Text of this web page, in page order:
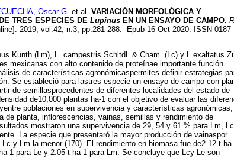
Oscar G. et al. VARIACIÓN MORFOLÓGICA Y
TRES ESPECIES DE Lupinus EN UN ENSAYO DE CAMPO.
2019, vol.42, n.3, pp.281-288. Epub 16-Oct-2020. ISSN 0187-
Kunth (Lm), L. campestris Schltdl. & Cham. (Lc) y L.exaltatus
mexicanas con alto contenido de proteínae importante función
de características agronómicaspermites definir estrategias
Se estableció para lastres especie un ensayo de campo con
de semillasprocedentes de diferentes localidades del estado de
de10,000 plantas ha-1 con el objetivo de evaluar las
poblaciones en supervivencia y características agronómicas,
de planta, inflorescencias, vainas, semillas y rendimiento de
mostraron una supervivencia de 29, 54 y 61 % para Lm,
La especie que presentaró la mayor producción de vainaspor
Lc y Lm la menor (170). El rendimiento en biomasa fue de2.12 t
1 para Le y 2.05 t ha-1 para Lm. Se concluye que Lcy Le son